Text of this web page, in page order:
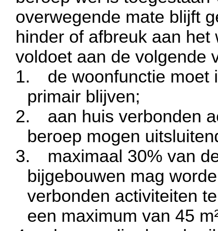
overwegende mate blijft
hinder of afbreuk aan
voldoet aan de volgende
1.
de woonfunctie moet
primair blijven;
2.
aan huis verbonden
beroep mogen
3.
maximaal 30% van
bijgebouwen mag
verbonden activiteiten
een maximum van 45